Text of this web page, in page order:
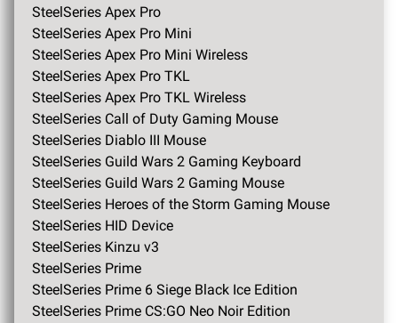
SteelSeries Apex Pro
SteelSeries Apex Pro Mini
SteelSeries Apex Pro Mini Wireless
SteelSeries Apex Pro TKL
SteelSeries Apex Pro TKL Wireless
SteelSeries Call of Duty Gaming Mouse
SteelSeries Diablo III Mouse
SteelSeries Guild Wars 2 Gaming Keyboard
SteelSeries Guild Wars 2 Gaming Mouse
SteelSeries Heroes of the Storm Gaming Mouse
SteelSeries HID Device
SteelSeries Kinzu v3
SteelSeries Prime
SteelSeries Prime 6 Siege Black Ice Edition
SteelSeries Prime CS:GO Neo Noir Edition